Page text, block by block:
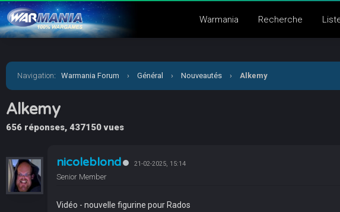
Warmania Recherche
Navigation: Warmania Forum › Général › Nouveautés › Alkemy
Alkemy
656 réponses, 437150 vues
nicoleblond 21-02-2025, 15:14
Senior Member
Vidéo - nouvelle figurine pour Rados